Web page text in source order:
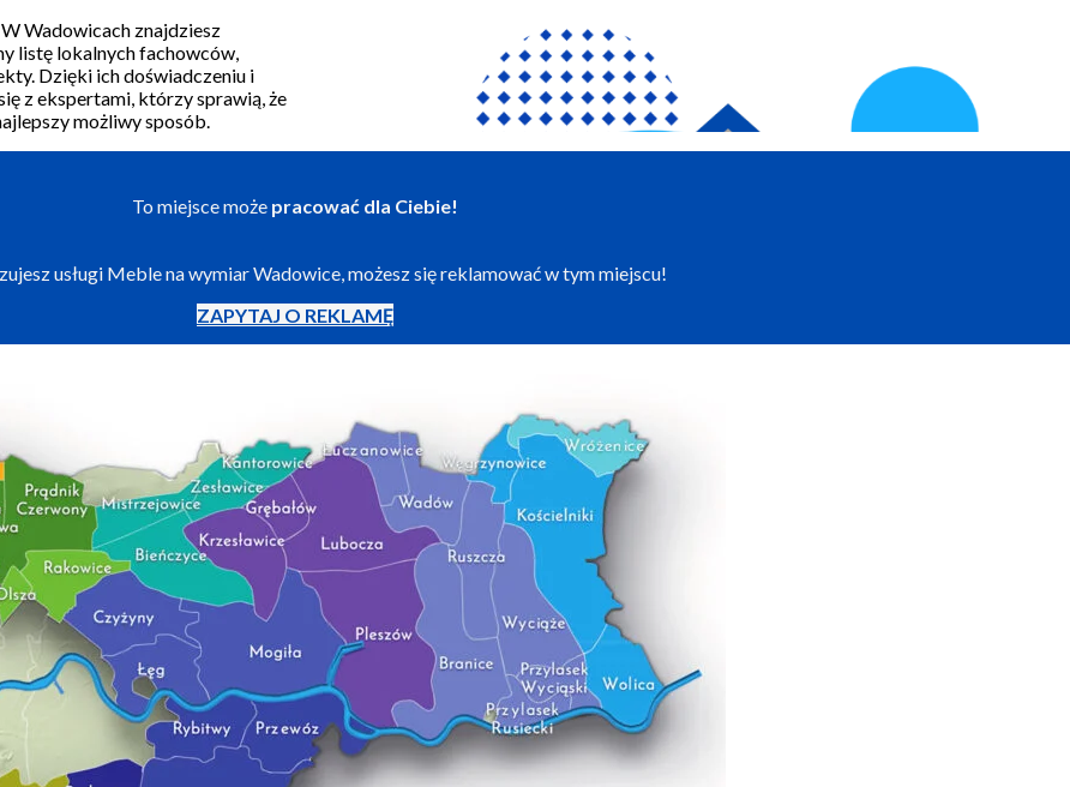
Wadowicach znajdziesz
listę lokalnych fachowców,
Dzięki ich doświadczeniu i
z ekspertami, którzy sprawią, że
możliwy sposób.
To miejsce może pracować dla Ciebie!
usługi Meble na wymiar Wadowice, możesz się reklamować w tym miejscu!
ZAPYTAJ O REKLAMĘ